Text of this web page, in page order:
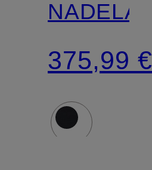
NADELA
375,99 €